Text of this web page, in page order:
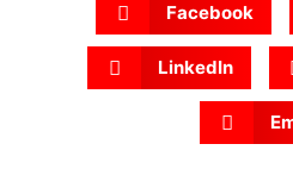
Facebook
LinkedIn